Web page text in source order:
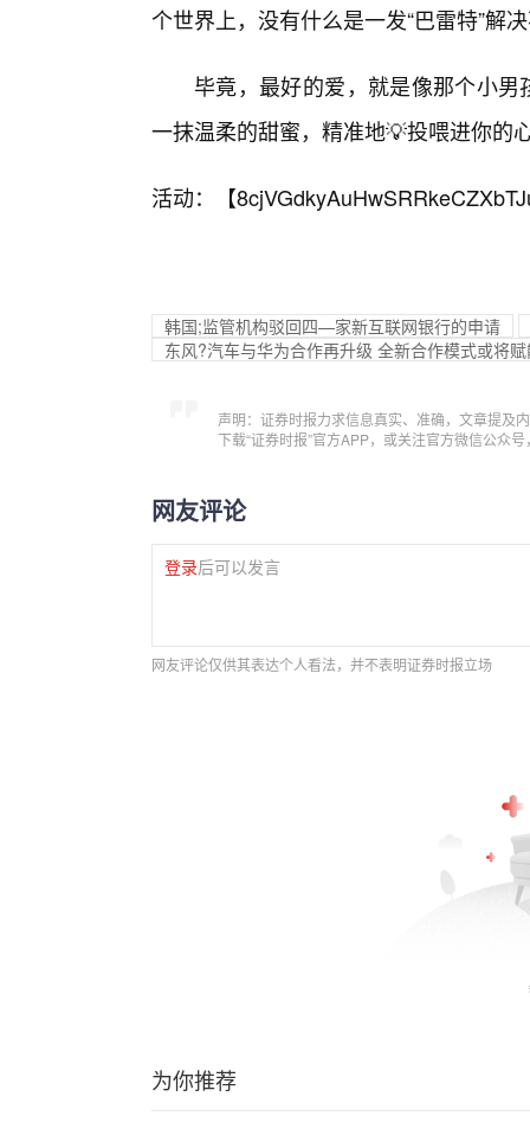
个世界上，没有什么是一发“巴雷特”解
毕竟，最好的爱，就是像那个小男
一抹温柔的甜蜜，精准地💡投喂进你的
活动：【
韩国;监管机构驳回四—家新互联网银行的申请
东风?汽车与华为合作再升级 全新合作模式或将
声明：证券时报力求信息真实、准确，文章提及
下载“证券时报”官方APP，或关注官方微信公众
网友评论
登录后可以发言
网友评论仅供其表达个人看法，并不表明证券时报立场
为你推荐